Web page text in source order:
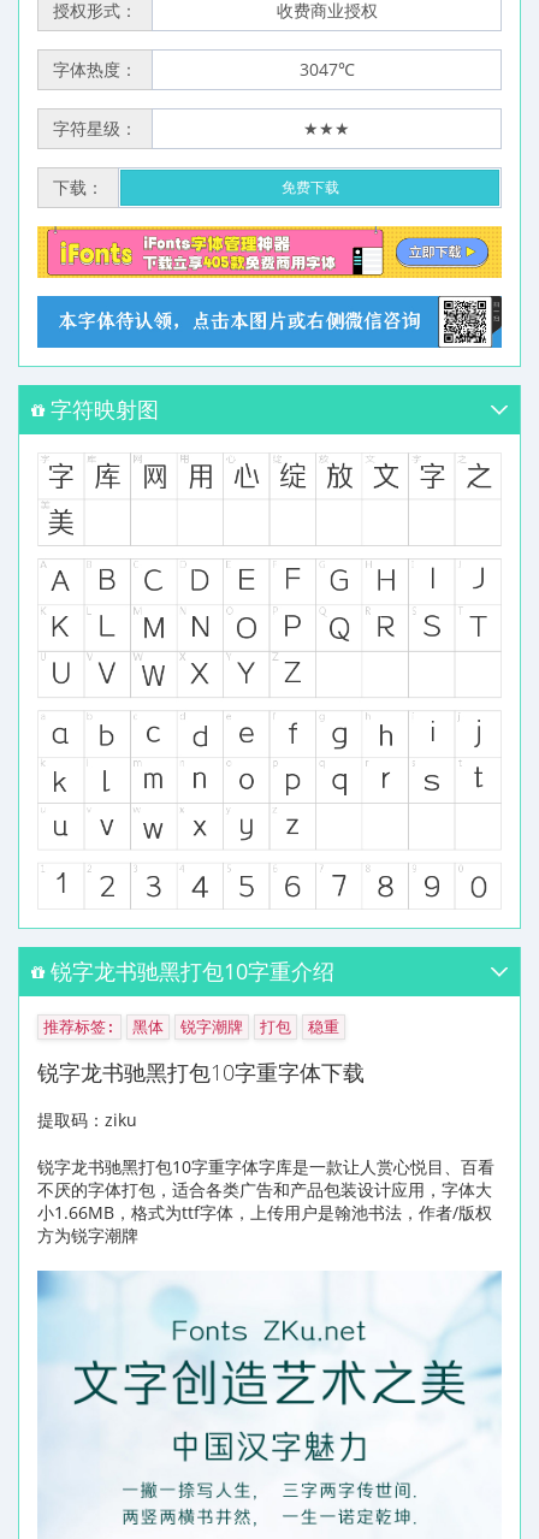
授权形式： 收费商业授权
字体热度： 3047℃
字符星级： ★★★
下载： 免费下载
字符映射图
锐字龙书驰黑打包10字重介绍
推荐标签: 黑体 锐字潮牌 打包 稳重
锐字龙书驰黑打包10字重字体下载
提取码：ziku
锐字龙书驰黑打包10字重字体字库是一款让人赏心悦目、百看
不厌的字体打包，适合各类广告和产品包装设计应用，字体大
小1.66MB，格式为ttf字体，上传用户是翰池书法，作者/版权
方为锐字潮牌